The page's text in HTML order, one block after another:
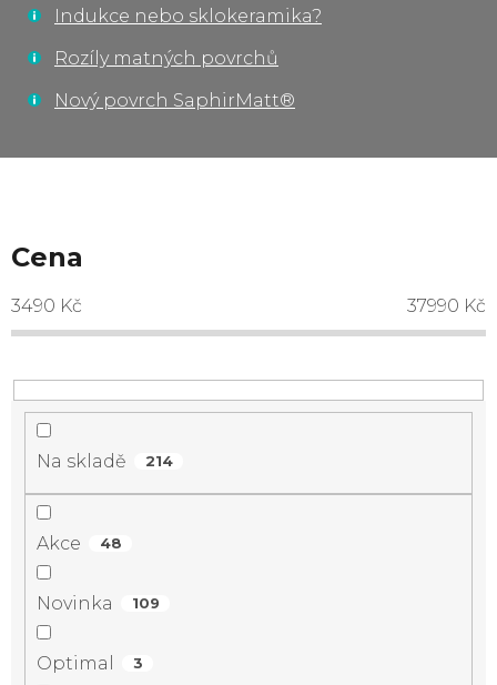
Indukce nebo sklokeramika?
Rozíly matných povrchů
Nový povrch SaphirMatt®
Cena
3490 Kč 37990 Kč
Na skladě 214
Akce 48
Novinka 109
Optimal 3